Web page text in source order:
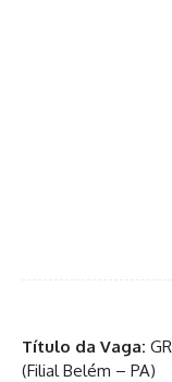
Título da Vaga:
(Filial Belém – PA)